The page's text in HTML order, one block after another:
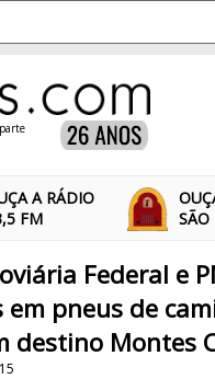
A RÁDIO
FM
SÃO
Federal e
em pneus de
destino Montes